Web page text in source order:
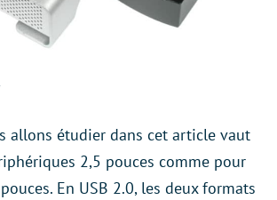
allons étudier dans cet article vaut
2,5 pouces comme pour
En USB 2.0, les deux formats